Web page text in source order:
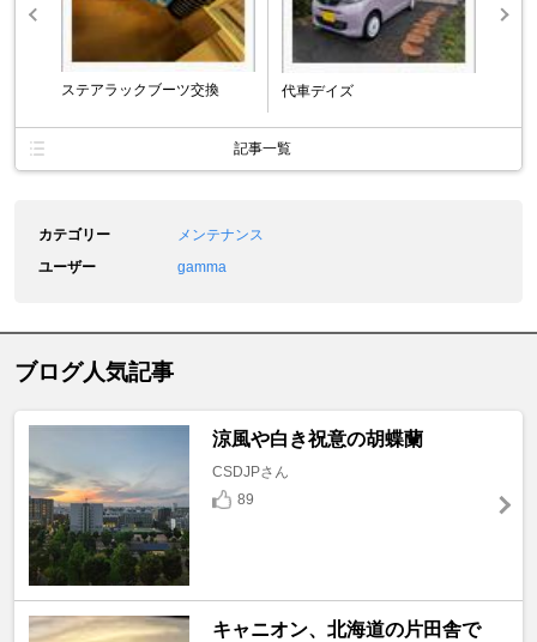
ステアラックブーツ交換 代車デイズ
記事一覧
カテゴリー
メンテナンス
ユーザー
gamma
ブログ人気記事
涼風や白き祝意の胡蝶蘭
CSDJPさん
89
キャニオン、北海道の片田舎で